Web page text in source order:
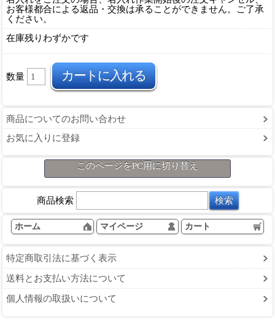
お客様都合による返品・交換は承ることができません。ご了承
ください。
在庫残りわずかです
数量
商品についてのお問い合わせ
お気に入りに登録
このページをPC用に切り替え
商品検索
ホーム マイページ カート
特定商取引法に基づく表示
送料とお支払い方法について
個人情報の取扱いについて